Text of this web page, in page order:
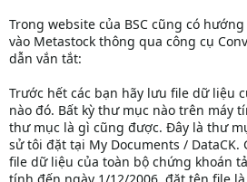
Trong website của BSC cũng có
vào Metastock thông qua công cụ
dẫn vắn tắt:
Trước hết các bạn hãy lưu file dữ liệu
nào đó. Bất kỳ thư mục nào trên máy
thư mục là gì cũng được. Đây là thư
sử tôi đặt tại My Documents / DataCK.
file dữ liệu của toàn bộ chứng khoán